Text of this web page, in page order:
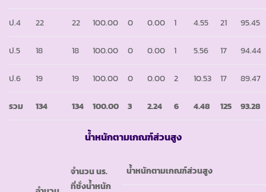
ป.4 22 22 100.00 0 0.00 1 4.55 21 95.45
ป.5 18 18 100.00 0 0.00 1 5.56 17 94.44
ป.6 19 19 100.00 0 0.00 2 10.53 17 89.47
รวม 134 134 100.00 3 2.24 6 4.48 125 93.28
น้ำหนักตามเกณฑ์ส่วนสูง
จำนวน นร.
ที่ชั่งน้ำหนัก
น้ำหนักตามเกณฑ์ส่วนสูง